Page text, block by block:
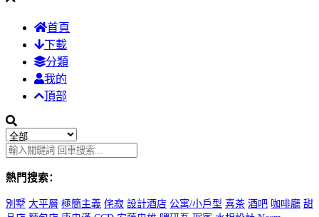
首頁
下載
分類
我的
頂部
熱門搜索：
別墅 大平層 極簡主義 侘寂 設計酒店 公寓/小戶型 喜茶 酒吧 咖啡廳 甜